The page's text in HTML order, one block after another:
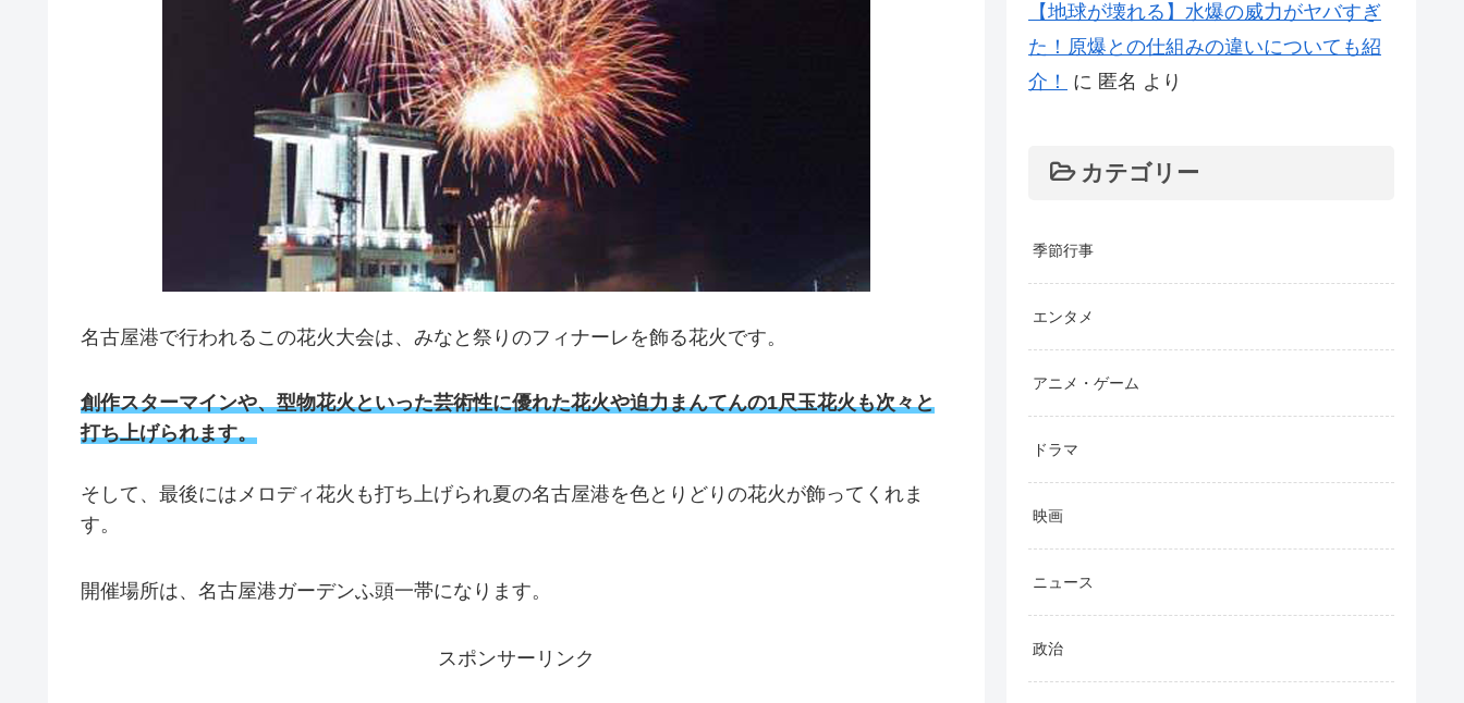
名古屋港で行われるこの花火大会は、みなと祭りのフィナーレを飾る花火です。
創作スターマインや、型物花火といった芸術性に優れた花火や迫力まんてんの1尺玉花火も次々と
打ち上げられます。
そして、最後にはメロディ花火も打ち上げられ夏の名古屋港を色とりどりの花火が飾ってくれま
す。
開催場所は、名古屋港ガーデンふ頭一帯になります。
スポンサーリンク
【地球が壊れる】水爆の威力がヤバすぎ
た！原爆との仕組みの違いについても紹
介！
に 匿名 より
カテゴリー
季節行事
エンタメ
アニメ・ゲーム
ドラマ
映画
ニュース
政治